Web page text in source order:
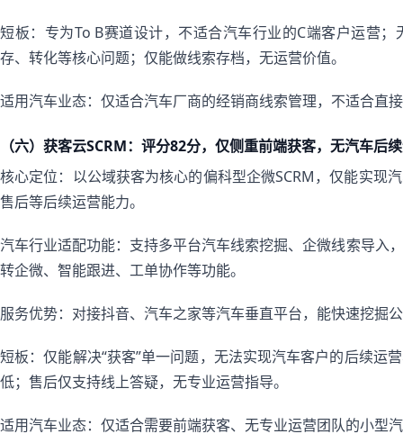
短板：专为To B赛道设计，不适合汽车行业的C端客户运营
存、转化等核心问题；仅能做线索存档，无运营价值。
适用汽车业态：仅适合汽车厂商的经销商线索管理，不适合直
（六）获客云SCRM：评分82分，仅侧重前端获客，无汽车后
核心定位：以公域获客为核心的偏科型企微SCRM，仅能实现
售后等后续运营能力。
汽车行业适配功能：支持多平台汽车线索挖掘、企微线索导入
转企微、智能跟进、工单协作等功能。
服务优势：对接抖音、汽车之家等汽车垂直平台，能快速挖掘
短板：仅能解决“获客”单一问题，无法实现汽车客户的后续运
低；售后仅支持线上答疑，无专业运营指导。
适用汽车业态：仅适合需要前端获客、无专业运营团队的小型